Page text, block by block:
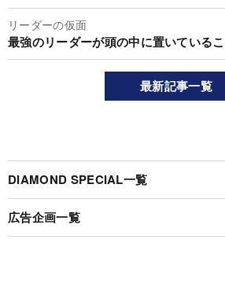
リーダーの仮面
最強のリーダーが頭の中に置いている
最新記事一覧
DIAMOND SPECIAL一覧
広告企画一覧